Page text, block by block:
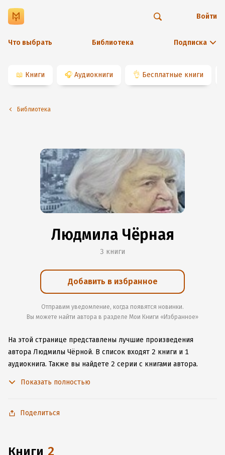
Что выбрать Библиотека Подписка
Войти
📖 Книги 🎧 Аудиокниги 👌 Бесплатные книги
Библиотека
Людмила Чёрная
3 книги
Добавить в избранное
Отправим уведомление, когда появятся новинки.
Вы можете найти автора в разделе Мои Книги «Избранное»
На этой странице представлены лучшие произведения
автора Людмилы Чёрной. В список входят 2 книги и 1
аудиокнига. Также вы найдете 2 серии с книгами автора.
Android, чтобы не расставаться с любимыми произведениями
Показать полностью
Поделиться
книги 2